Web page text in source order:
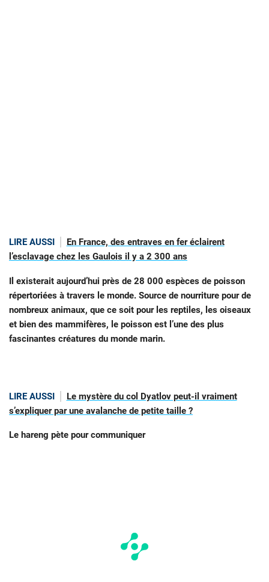
LIRE AUSSI
En France, des entraves en fer éclairent
l’esclavage chez les Gaulois il y a 2 300 ans
Il existerait aujourd’hui près de 28 000 espèces de poisson
répertoriées à travers le monde. Source de nourriture pour de
nombreux animaux, que ce soit pour les reptiles, les oiseaux
et bien des mammifères, le poisson est l’une des plus
fascinantes créatures du monde marin.
LIRE AUSSI
Le mystère du col Dyatlov peut-il vraiment
s’expliquer par une avalanche de petite taille ?
Le hareng pète pour communiquer